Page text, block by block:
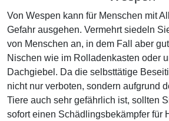
Von Wespen kann für Menschen mit
Gefahr ausgehen. Vermehrt siedeln
von Menschen an, in dem Fall aber
Nischen wie im Rolladenkasten oder
Dachgiebel. Da die selbsttätige
nicht nur verboten, sondern aufgrund
Tiere auch sehr gefährlich ist, sollten
sofort einen Schädlingsbekämpfer für